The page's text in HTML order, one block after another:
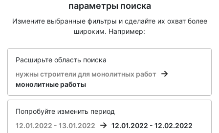
параметры поиска
Измените выбранные фильтры и сделайте их охват более
широким. Например:
Расширьте область поиска
нужны строители для монолитных работ
монолитные работы
Попробуйте изменить период
12.01.2022 - 13.01.2022
12.01.2022 - 12.02.2022